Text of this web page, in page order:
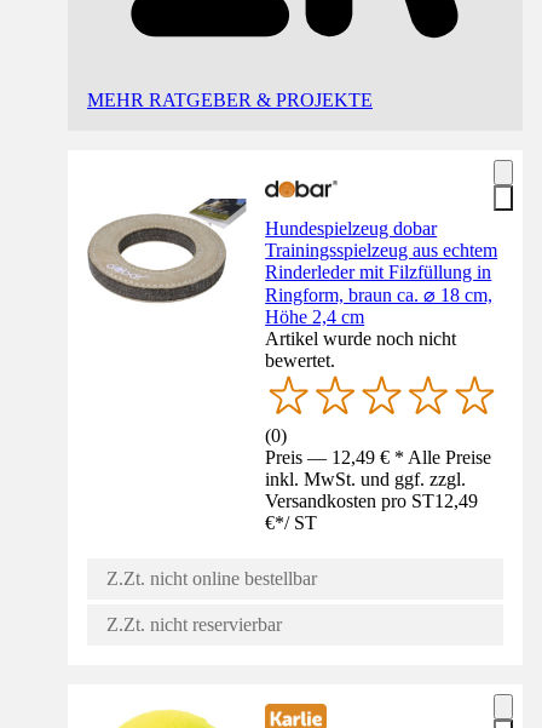
MEHR RATGEBER & PROJEKTE
Hundespielzeug dobar
Trainingsspielzeug aus echtem
Rinderleder mit Filzfüllung in
Ringform, braun ca. ⌀ 18 cm,
Höhe 2,4 cm
Artikel wurde noch nicht
bewertet.
(0)
Preis — 12,49 € * Alle Preise
inkl. MwSt. und ggf. zzgl.
Versandkosten pro ST12,49
€*/ ST
Z.Zt. nicht online bestellbar
Z.Zt. nicht reservierbar